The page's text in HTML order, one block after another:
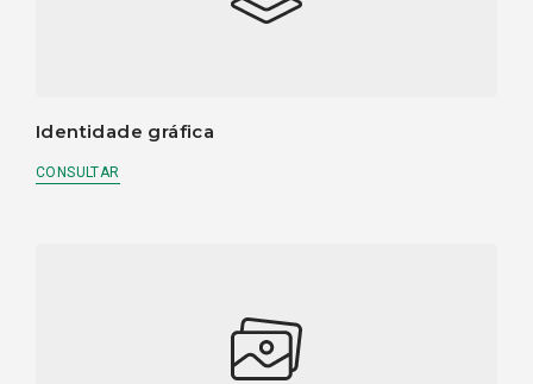
Identidade gráfica
CONSULTAR